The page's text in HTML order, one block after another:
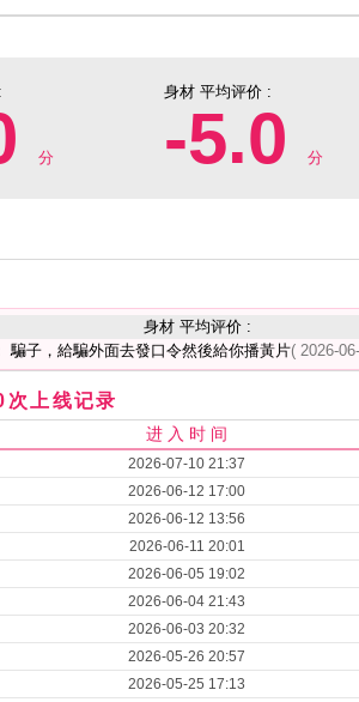
:
分
身材 平均评价 :
-5.0 分
身材 平均评价 :
騙子，給騙外面去發口令然後給你播黃片( 2026-
上线记录
进 入 时 间
2026-07-10 21:37
2026-06-12 17:00
2026-06-12 13:56
2026-06-11 20:01
2026-06-05 19:02
2026-06-04 21:43
2026-06-03 20:32
2026-05-26 20:57
2026-05-25 17:13